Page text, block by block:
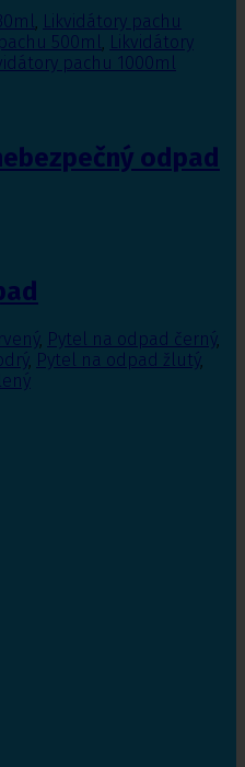
, Likvidátory pachu
500ml, Likvidátory
pachu 1000ml
odpad
, Pytel na odpad černý,
, Pytel na odpad žlutý,